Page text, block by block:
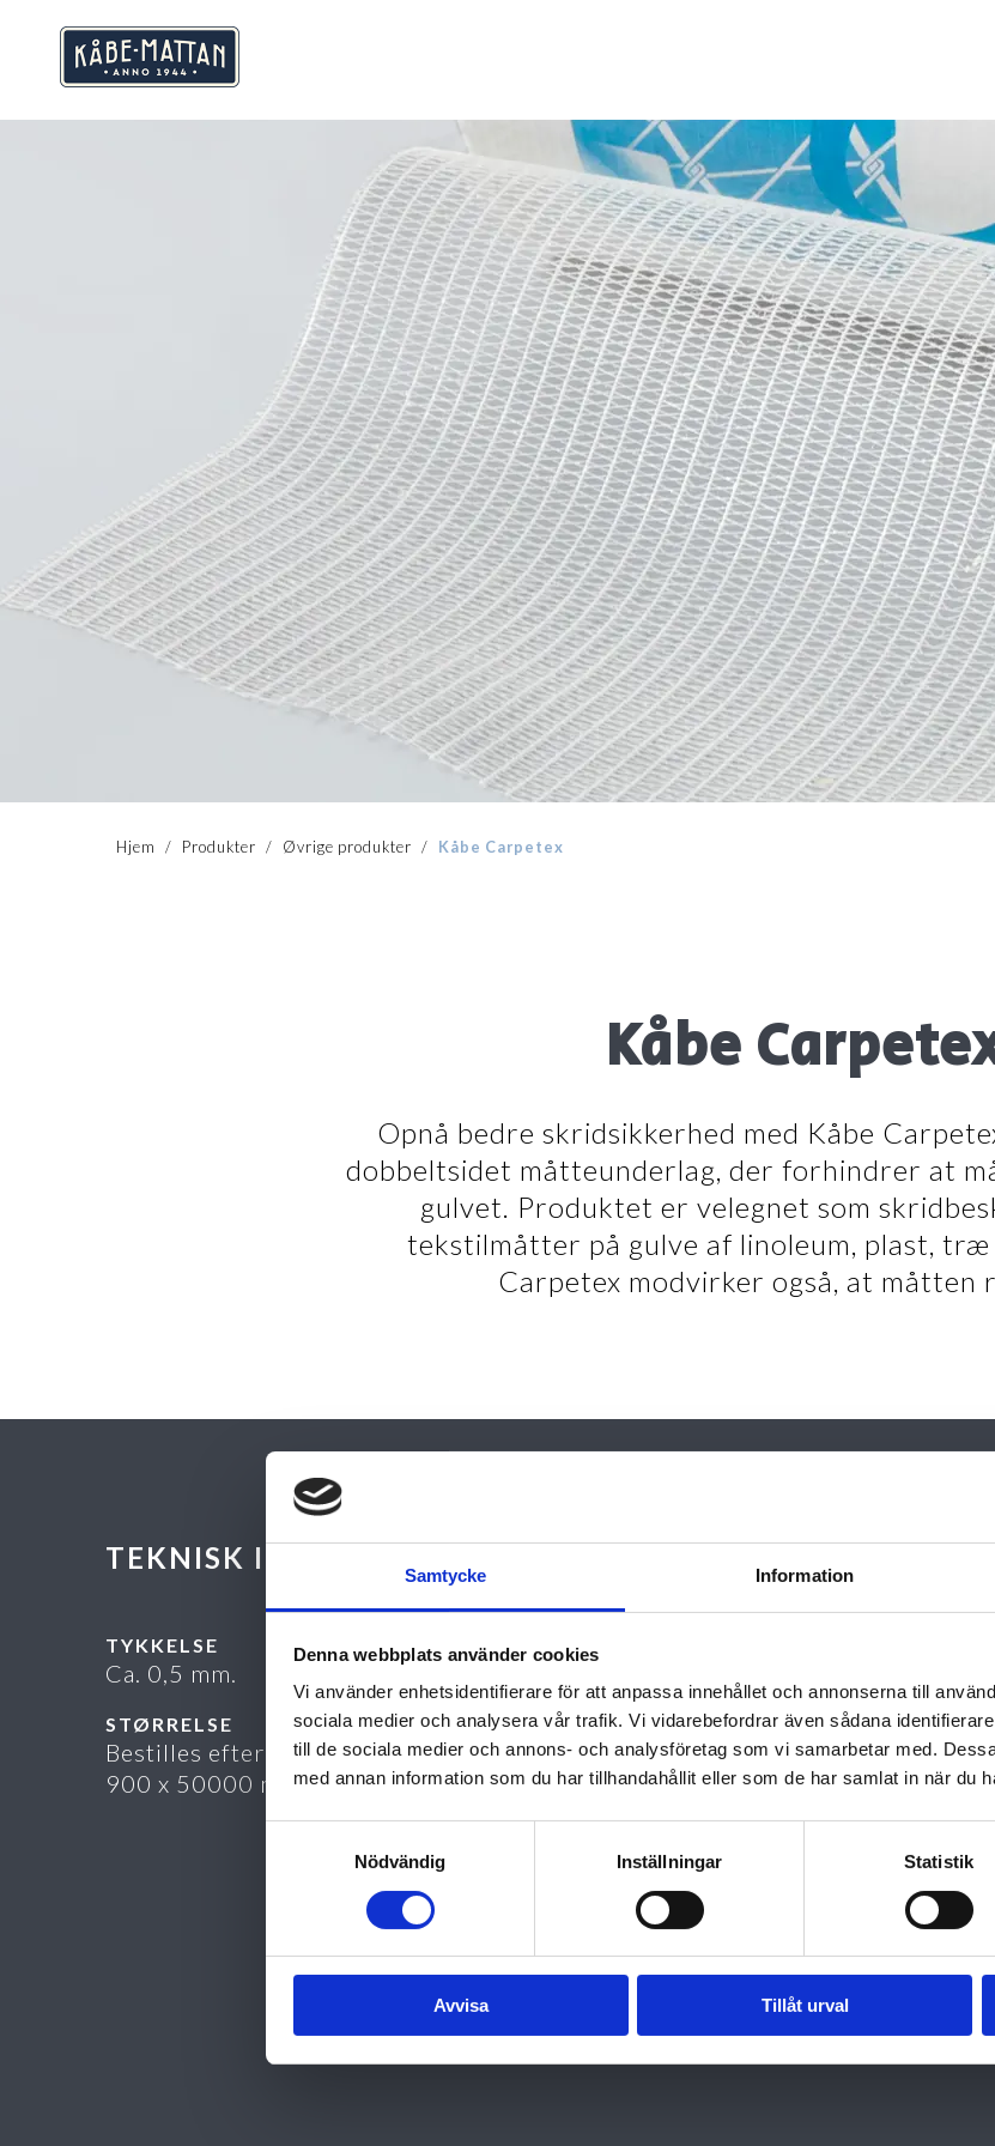
Samtycke Information
Denna webbplats använder cookies
Vi använder enhetsidentifierare för att anpassa innehållet och annonserna till
sociala medier och analysera vår trafik. Vi vidarebefordrar även sådana
till de sociala medier och annons- och analysföretag som vi samarbetar med.
med annan information som du har tillhandahållit eller som de har samlat in när du
Nödvändig
Inställningar Statistik
Avvisa Tillåt urval
Hjem / Produkter / Øvrige produkter / Kåbe Carpetex
Kåbe
Opnå bedre skridsikkerhed med Kåbe
dobbeltsidet måtteunderlag, der forhindrer at
gulvet. Produktet er velegnet som
tekstilmåtter på gulve af linoleum, plast, træ
Carpetex modvirker også, at måtten
TEKNISK INFORMATION
TYKKELSE
Ca. 0,5 mm.
STØRRELSE
Bestilles efter mål skåret fra rulle
900 x 50000 mm.
MATERIALE
Klæbelaget beskyttes af plastfilm på
begge sider.
VEDLIGEHOLDELSE
Kåbe Carpetex kræver ingen særlig